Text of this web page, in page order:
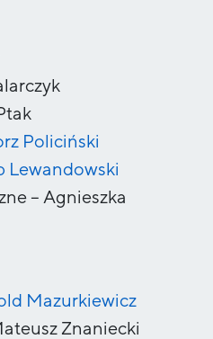
Policiński
Lewandowski
– Agnieszka
Mazurkiewicz
Znaniecki